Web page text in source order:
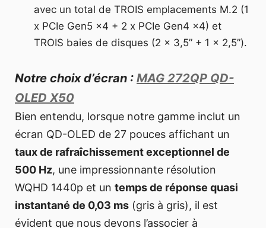
avec un total de TROIS emplacements M.2 (1
x PCIe Gen5 x4 + 2 x PCIe Gen4 x4) et
TROIS baies de disques (2 x 3,5” + 1 x 2,5”).
Notre choix d’écran : MAG 272QP QD-
OLED X50
Bien entendu, lorsque notre gamme inclut un
écran QD-OLED de 27 pouces affichant un
taux de rafraîchissement exceptionnel de
500 Hz, une impressionnante résolution
WQHD 1440p et un temps de réponse quasi
instantané de 0,03 ms (gris à gris), il est
évident que nous devons l’associer à